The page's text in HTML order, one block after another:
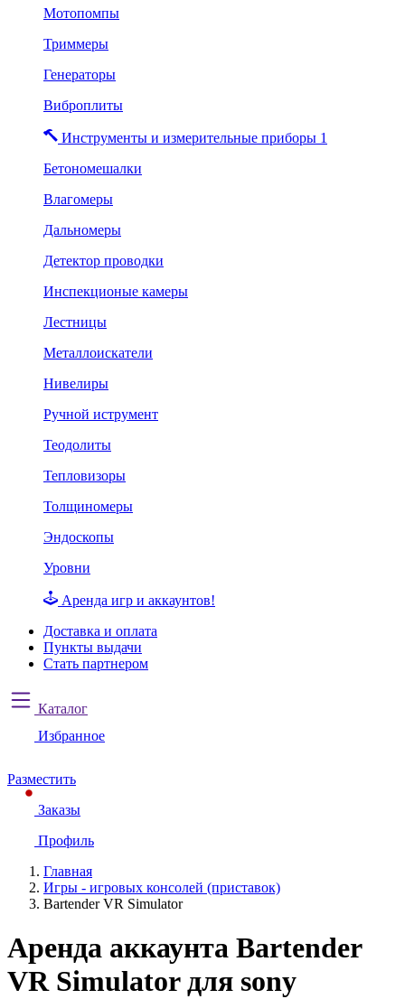
Мотопомпы
Триммеры
Генераторы
Виброплиты
Инструменты и измерительные приборы 1
Бетономешалки
Влагомеры
Дальномеры
Детектор проводки
Инспекционые камеры
Лестницы
Металлоискатели
Нивелиры
Ручной иструмент
Теодолиты
Тепловизоры
Толщиномеры
Эндоскопы
Уровни
Аренда игр и аккаунтов!
Доставка и оплата
Пункты выдачи
Стать партнером
Каталог
Избранное
Разместить
Заказы
Профиль
Главная
Игры - игровых консолей (приставок)
Bartender VR Simulator
Аренда аккаунта Bartender
VR Simulator для sony